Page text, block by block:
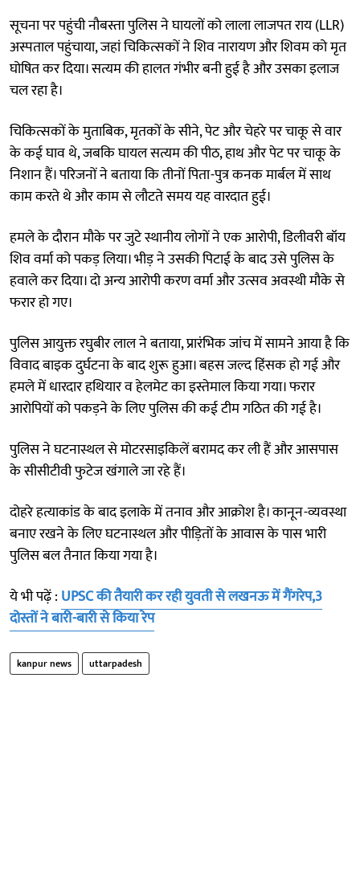
सूचना पर पहुंची नौबस्ता पुलिस ने घायलों को लाला लाजपत राय (LLR)
अस्पताल पहुंचाया, जहां चिकित्सकों ने शिव नारायण और शिवम को मृत
घोषित कर दिया। सत्यम की हालत गंभीर बनी हुई है और उसका इलाज
चल रहा है।
चिकित्सकों के मुताबिक, मृतकों के सीने, पेट और चेहरे पर चाकू से वार
के कई घाव थे, जबकि घायल सत्यम की पीठ, हाथ और पेट पर चाकू के
निशान हैं। परिजनों ने बताया कि तीनों पिता-पुत्र कनक मार्बल में साथ
काम करते थे और काम से लौटते समय यह वारदात हुई।
हमले के दौरान मौके पर जुटे स्थानीय लोगों ने एक आरोपी, डिलीवरी बॉय
शिव वर्मा को पकड़ लिया। भीड़ ने उसकी पिटाई के बाद उसे पुलिस के
हवाले कर दिया। दो अन्य आरोपी करण वर्मा और उत्सव अवस्थी मौके से
फरार हो गए।
पुलिस आयुक्त रघुबीर लाल ने बताया, प्रारंभिक जांच में सामने आया है कि
विवाद बाइक दुर्घटना के बाद शुरू हुआ। बहस जल्द हिंसक हो गई और
हमले में धारदार हथियार व हेलमेट का इस्तेमाल किया गया। फरार
आरोपियों को पकड़ने के लिए पुलिस की कई टीम गठित की गई है।
पुलिस ने घटनास्थल से मोटरसाइकिलें बरामद कर ली हैं और आसपास
के सीसीटीवी फुटेज खंगाले जा रहे हैं।
दोहरे हत्याकांड के बाद इलाके में तनाव और आक्रोश है। कानून-व्यवस्था
बनाए रखने के लिए घटनास्थल और पीड़ितों के आवास के पास भारी
पुलिस बल तैनात किया गया है।
ये भी पढ़ें : UPSC की तैयारी कर रही युवती से लखनऊ में गैंगरेप,3
दोस्तों ने बारी-बारी से किया रेप
kanpur news uttarpadesh